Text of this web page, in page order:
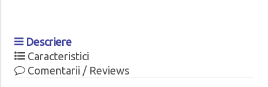
Descriere
Caracteristici
Comentarii / Reviews